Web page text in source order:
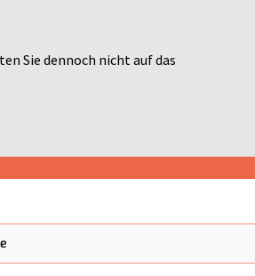
Sie dennoch nicht auf das